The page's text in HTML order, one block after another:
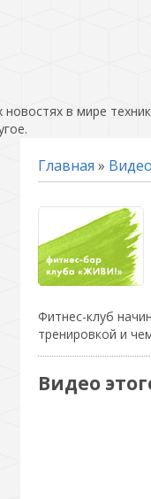
в мире
Главная » Видео
Фитнес-клуб
тренировкой и
Видео